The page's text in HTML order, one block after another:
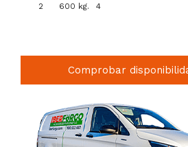
2 600 kg. 4
Comprobar